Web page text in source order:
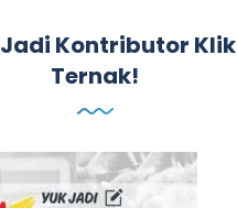
Kontributor Klik
Ternak!